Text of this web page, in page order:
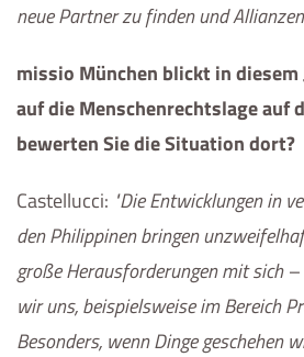
neue Partner zu finden und
missio München blickt in diesem
auf die Menschenrechtslage auf
bewerten Sie die Situation dort?
Castellucci: Die Entwicklungen in
den Philippinen bringen
große Herausforderungen mit sich
wir uns, beispielsweise im Bereich
Besonders, wenn Dinge geschehen